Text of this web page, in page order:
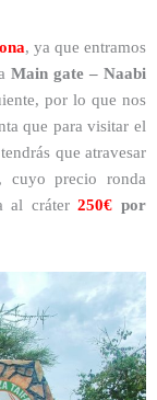
, ya que entramos
Main gate – Naabi
por lo que nos
que para visitar el
que atravesar
, cuyo precio ronda
al cráter250€ por